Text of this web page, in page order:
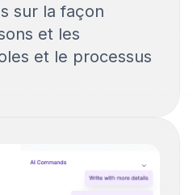
sur la façon
et les
et le processus